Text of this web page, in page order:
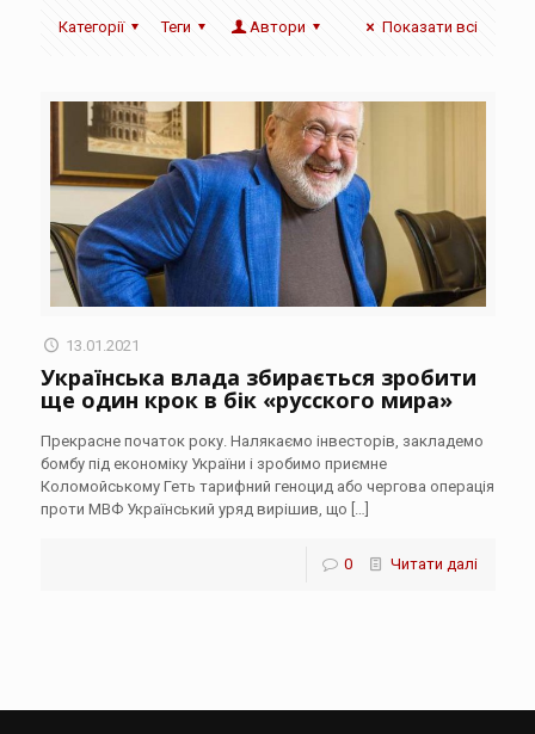
Категорії Теги Автори Показати всі
13.01.2021
Українська влада збирається зробити
ще один крок в бік «русского мира»
Прекрасне початок року. Налякаємо інвесторів, закладемо
бомбу під економіку України і зробимо приємне
Коломойському Геть тарифний геноцид або чергова операція
проти МВФ Український уряд вирішив, що […]
0 Читати далі